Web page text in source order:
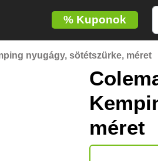
%Kuponok
nyugágy, sötétszürke, méret
méret